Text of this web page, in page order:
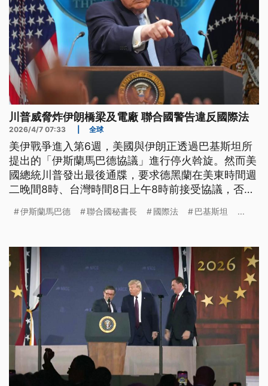
川普威脅炸伊朗橋梁及電廠 聯合國警告違反國際法
2026/4/7 07:33 全球
美伊戰爭進入第6週，美國與伊朗正透過巴基斯坦所
提出的「伊斯蘭馬巴德協議」進行停火斡旋。然而美
國總統川普發出最後通牒，要求德黑蘭在美東時間週
二晚間8時、台灣時間8日上午8時前接受協議，否則
告此舉違反國際法，但美方態度非常強硬，國防部長
襲。
伊斯蘭馬巴德 聯合國秘書長 國際法 巴基斯坦 ...